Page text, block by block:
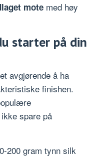
mote med høy
starter på din
avgjørende å ha
finishen.
spare på
200 gram tynn silk